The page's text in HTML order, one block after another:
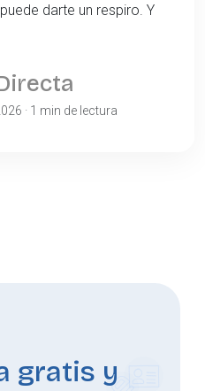
darte un respiro. Y
· 1 min de lectura
gratis y